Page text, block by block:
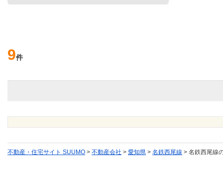
9件
不動産・住宅サイト SUUMO > 不動産会社 > 愛知県 > 名鉄西尾線 > 名鉄西尾線